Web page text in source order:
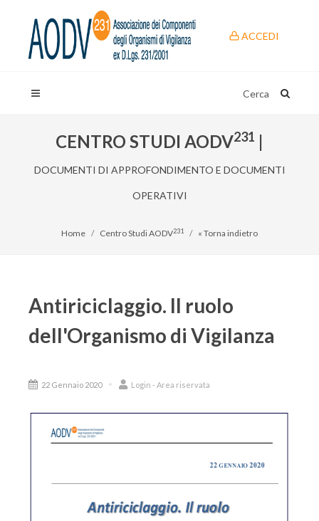
ACCEDI
Cerca
CENTRO STUDI AODV231 |
DOCUMENTI DI APPROFONDIMENTO E DOCUMENTI
OPERATIVI
Home Centro Studi AODV231 « Torna indietro
Antiriciclaggio. Il ruolo
dell'Organismo di Vigilanza
22 Gennaio 2020 Login - Area riservata